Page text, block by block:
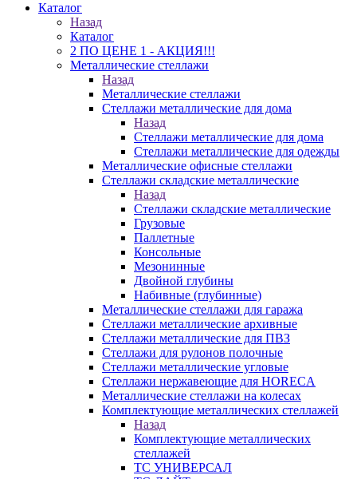
Каталог
Назад
Каталог
2 ПО ЦЕНЕ 1 - АКЦИЯ!!!
Металлические стеллажи
Назад
Металлические стеллажи
Стеллажи металлические для дома
Назад
Стеллажи металлические для дома
Стеллажи металлические для одежды
Металлические офисные стеллажи
Стеллажи складские металлические
Назад
Стеллажи складские металлические
Грузовые
Паллетные
Консольные
Мезонинные
Двойной глубины
Набивные (глубинные)
Металлические стеллажи для гаража
Стеллажи металлические архивные
Стеллажи металлические для ПВЗ
Стеллажи для рулонов полочные
Стеллажи металлические угловые
Стеллажи нержавеющие для HORECA
Металлические стеллажи на колесах
Комплектующие металлических стеллажей
Назад
Комплектующие металлических
стеллажей
ТС УНИВЕРСАЛ